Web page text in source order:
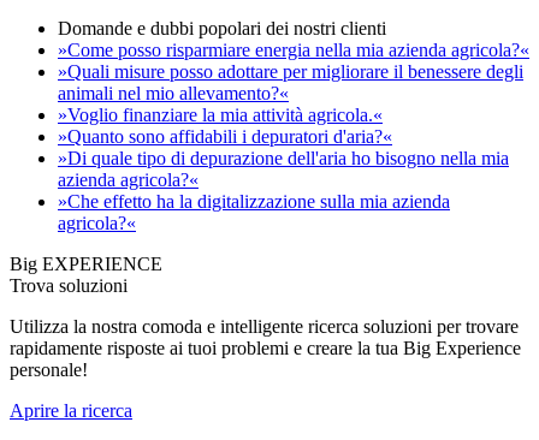
Domande e dubbi popolari dei nostri clienti
»Come posso risparmiare energia nella mia azienda agricola?«
»Quali misure posso adottare per migliorare il benessere degli
animali nel mio allevamento?«
»Voglio finanziare la mia attività agricola.«
»Quanto sono affidabili i depuratori d'aria?«
»Di quale tipo di depurazione dell'aria ho bisogno nella mia
azienda agricola?«
»Che effetto ha la digitalizzazione sulla mia azienda
agricola?«
Big EXPERIENCE
Trova soluzioni
Utilizza la nostra comoda e intelligente ricerca soluzioni per trovare
rapidamente risposte ai tuoi problemi e creare la tua Big Experience
personale!
Aprire la ricerca